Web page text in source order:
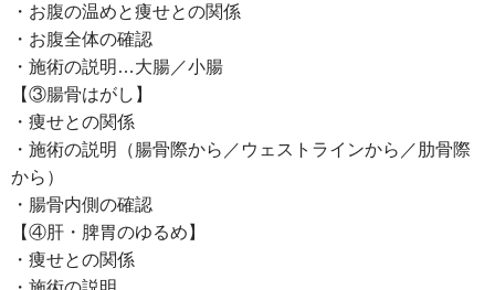
・お腹の温めと痩せとの関係
・お腹全体の確認
・施術の説明…大腸／小腸
【③腸骨はがし】
・痩せとの関係
・施術の説明（腸骨際から／ウェストラインから／肋骨際
から）
・腸骨内側の確認
【④肝・脾胃のゆるめ】
・痩せとの関係